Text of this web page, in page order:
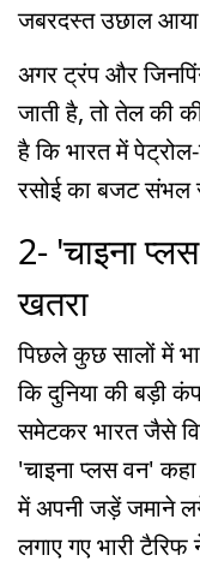
जबरदस्त उछाल आया
अगर ट्रंप और
जाती है, तो तेल की
है कि भारत में
रसोई का बजट संभल
2- 'चाइना
खतरा
पिछले कुछ सालों में
कि दुनिया की बड़ी
समेटकर भारत जैसे
'चाइना प्लस वन'
में अपनी जड़ें जमाने
लगाए गए भारी